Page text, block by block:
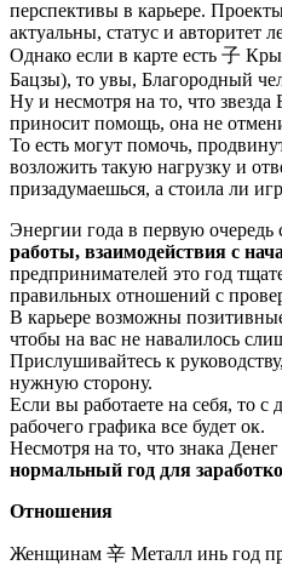
перспективы в карьере.
актуальны, статус и авторитет
Однако если в карте есть 子
Бацзы), то увы, Благородный
Ну и несмотря на то, что звезда
приносит помощь, она не
То есть могут помочь,
возложить такую нагрузку и
призадумаешься, а стоила ли
Энергии года в первую очередь
работы, взаимодействия с
предпринимателей это год
правильных отношений с
В карьере возможны
чтобы на вас не навалилось
Прислушивайтесь к
нужную сторону.
Если вы работаете на себя, то
рабочего графика все будет ок.
Несмотря на то, что знака
нормальный год для
Отношения
Женщинам 辛 Металл инь год